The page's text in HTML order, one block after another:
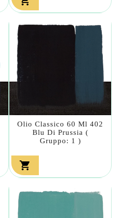
Olio Classico 60 Ml 402
Blu Di Prussia (
Gruppo: 1 )
